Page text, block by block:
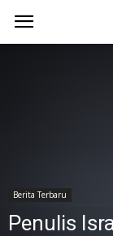
Berita Terbaru
Penulis